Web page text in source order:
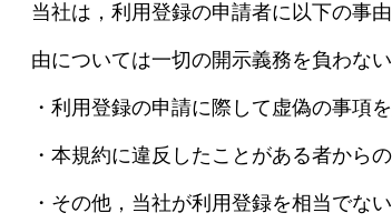
当社は，利用登録の申請者に以下の事
由については一切の開示義務を負わない
・利用登録の申請に際して虚偽の事項
・本規約に違反したことがある者から
・その他，当社が利用登録を相当でな